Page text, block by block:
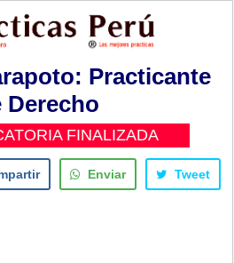
Practicante
Derecho
FINALIZADA
Enviar Tweet